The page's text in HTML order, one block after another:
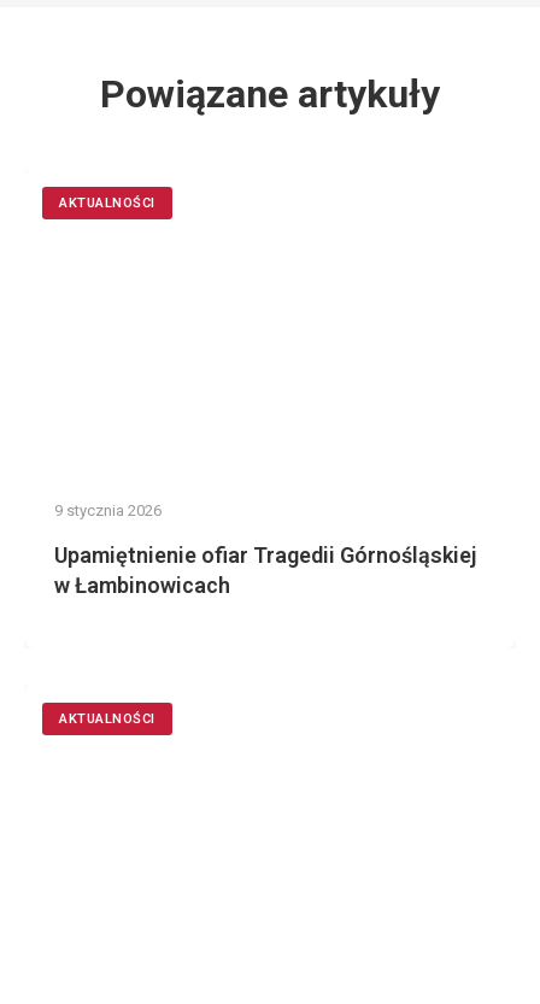
Powiązane artykuły
AKTUALNOŚCI
9 stycznia 2026
Upamiętnienie ofiar Tragedii Górnośląskiej
w Łambinowicach
AKTUALNOŚCI